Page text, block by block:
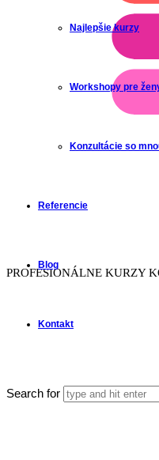
PROFESIONÁLNE KURZY
Najlepšie kurzy
Workshopy pre
Konzultácie so
Referencie
Blog
Kontakt
Search for